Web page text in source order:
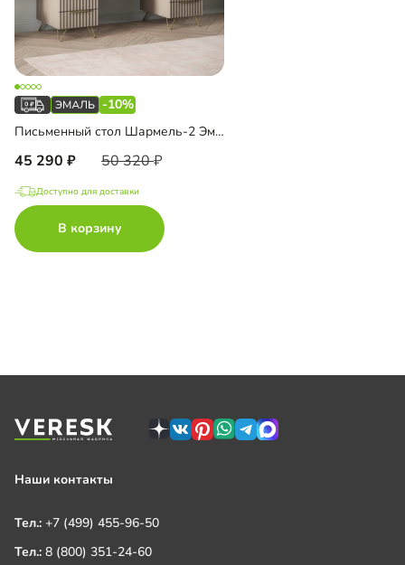
-10%
Письменный стол Шармель-2 Эмаль
45 290 50 320
Доступно для доставки
В корзину
Наши контакты
Тел.: +7 (499) 455-96-50
Тел.: 8 (800) 351-24-60